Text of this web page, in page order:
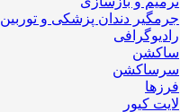
جرمگیر دندان پزشکی و توربین
رادیوگرافی
ساکشن
سرساکشن
فرزها
لایت کیور